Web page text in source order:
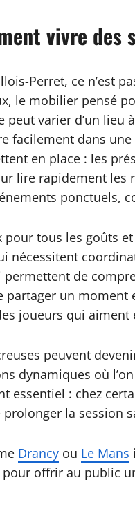
vivre
Perret, ce n’est
le mobilier pensé
peut varier d’un
facilement dans
en place : les
lire rapidement
ponctuels,
tous les goûts
nécessitent
de
un moment
joueurs qui
peuvent
dynamiques où
essentiel : chez
la session
Drancy ou Le Mans
pour offrir au